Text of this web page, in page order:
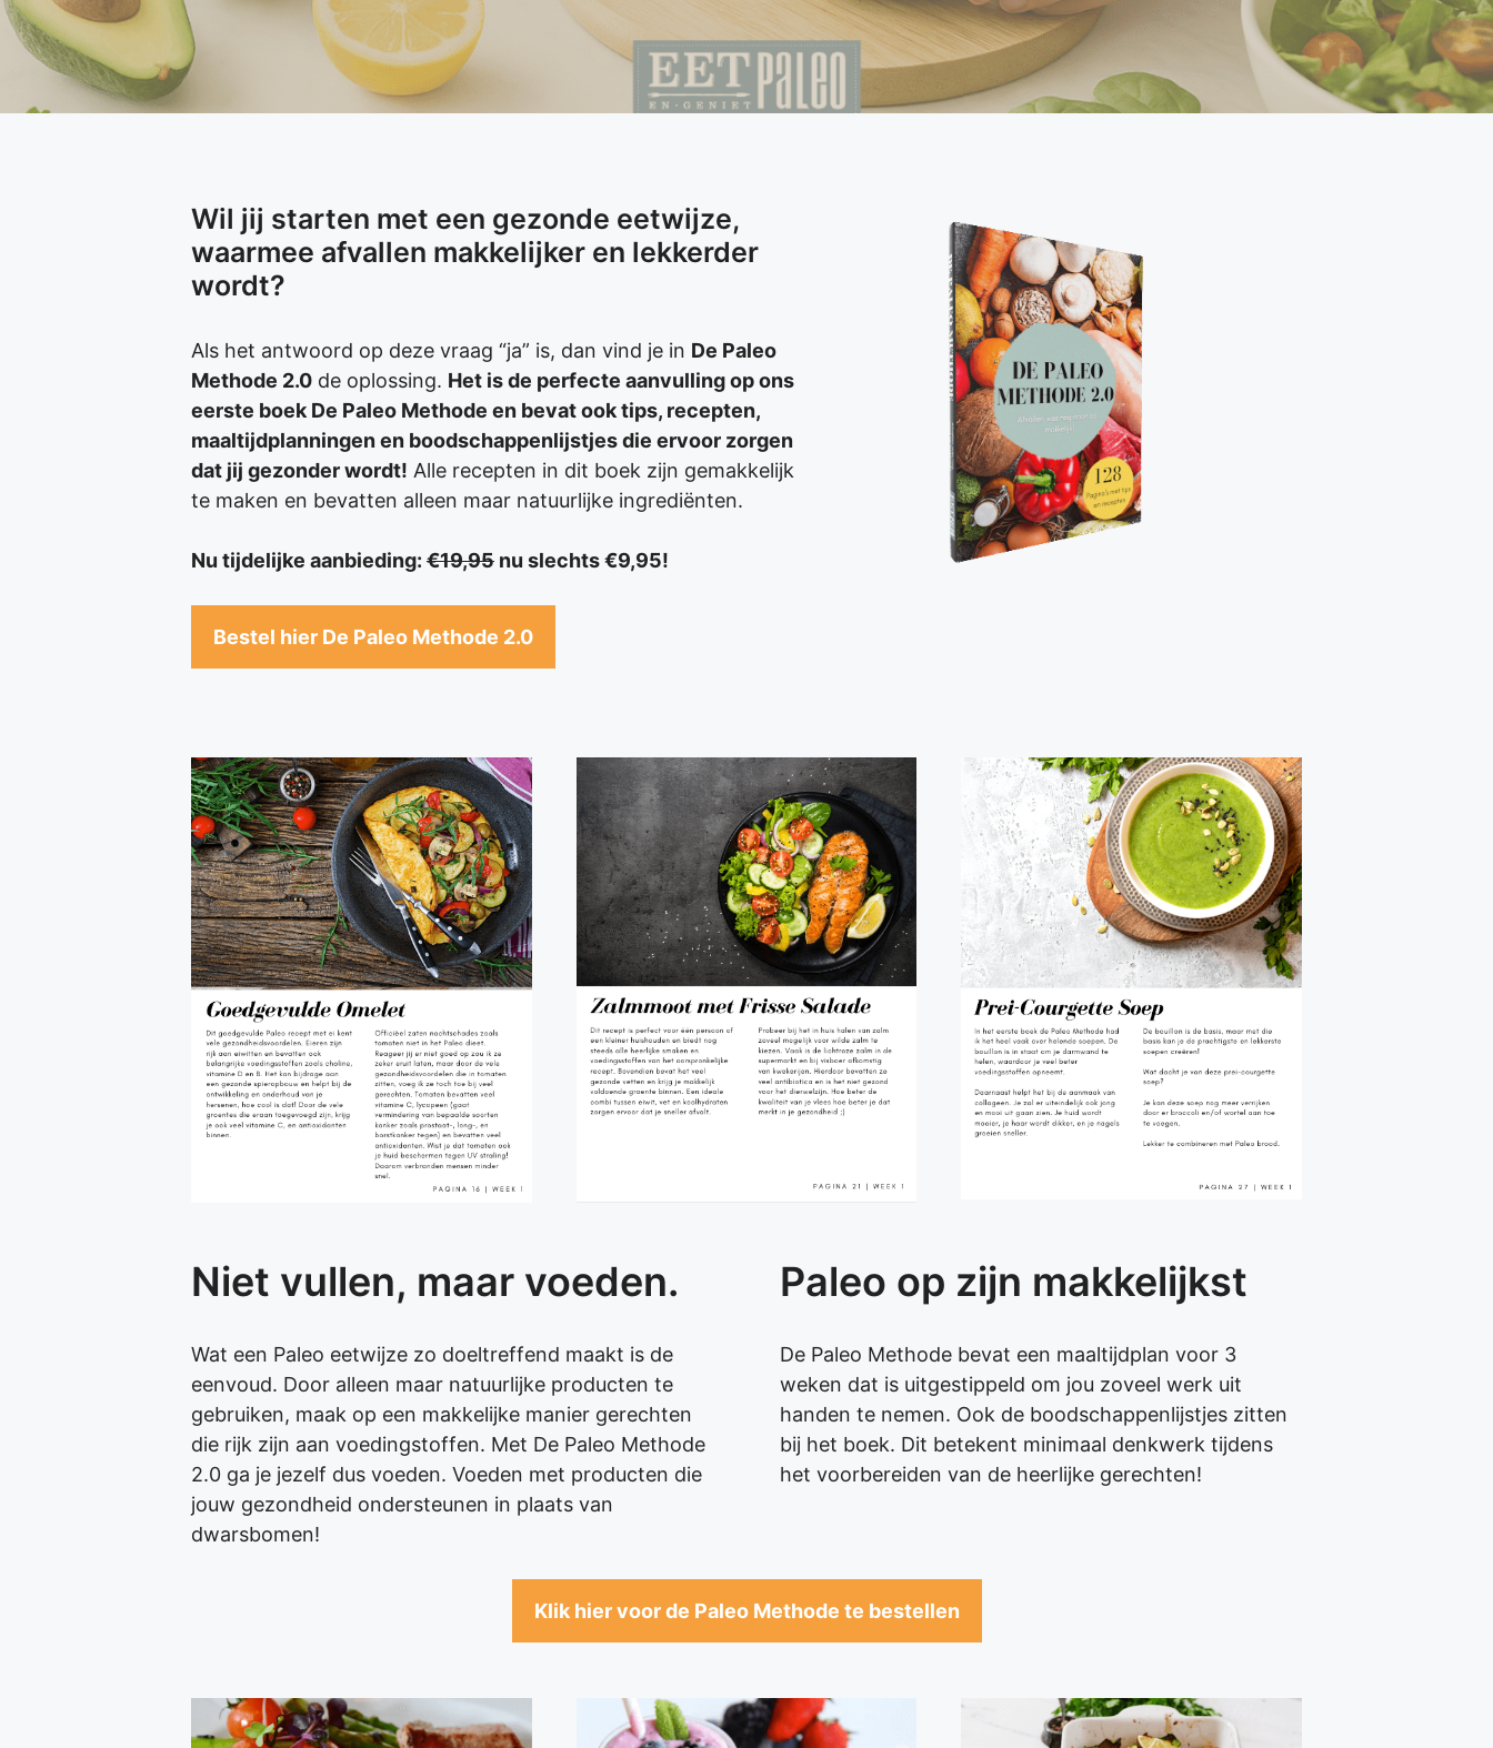
Wil jij starten met een gezonde eetwijze,
waarmee afvallen makkelijker en lekkerder
wordt?
Als het antwoord op deze vraag “ja” is, dan vind je in De Paleo
Methode 2.0 de oplossing. Het is de perfecte aanvulling op ons
eerste boek De Paleo Methode en bevat ook tips, recepten,
maaltijdplanningen en boodschappenlijstjes die ervoor zorgen
dat jij gezonder wordt! Alle recepten in dit boek zijn gemakkelijk
te maken en bevatten alleen maar natuurlijke ingrediënten.
Nu tijdelijke aanbieding: €19,95 nu slechts €9,95!
Bestel hier De Paleo Methode 2.0
Niet vullen, maar voeden.
Wat een Paleo eetwijze zo doeltreffend maakt is de
eenvoud. Door alleen maar natuurlijke producten te
gebruiken, maak op een makkelijke manier gerechten
die rijk zijn aan voedingstoffen. Met De Paleo Methode
2.0 ga je jezelf dus voeden. Voeden met producten die
jouw gezondheid ondersteunen in plaats van
dwarsbomen!
Paleo op zijn makkelijkst
De Paleo Methode bevat een maaltijdplan voor 3
weken dat is uitgestippeld om jou zoveel werk uit
handen te nemen. Ook de boodschappenlijstjes zitten
bij het boek. Dit betekent minimaal denkwerk tijdens
het voorbereiden van de heerlijke gerechten!
Klik hier voor de Paleo Methode te bestellen